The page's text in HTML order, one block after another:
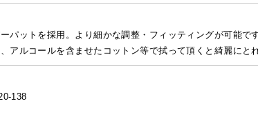
パットを採用。より細かな調整・フィッティングが可能です
アルコールを含ませたコットン等で拭って頂くと綺麗にとれ
138